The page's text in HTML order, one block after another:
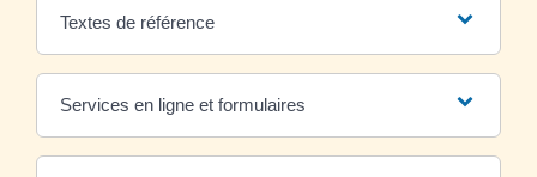
Textes de référence
Services en ligne et formulaires